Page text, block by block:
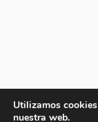
Utilizamos
nuestra web.